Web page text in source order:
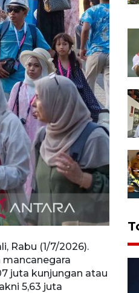
Rabu (1/7/2026).
juta kunjungan atau
5,63 juta